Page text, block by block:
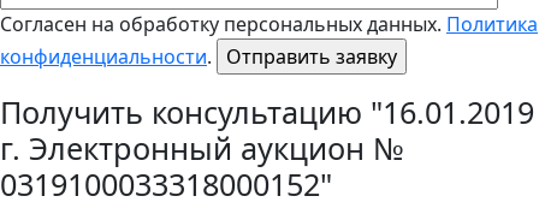
Согласен на обработку персональных данных. Политика
конфиденциальности.
Получить консультацию "16.01.2019
г. Электронный аукцион №
0319100033318000152"